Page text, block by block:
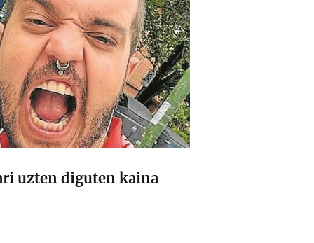
uzten diguten kaina